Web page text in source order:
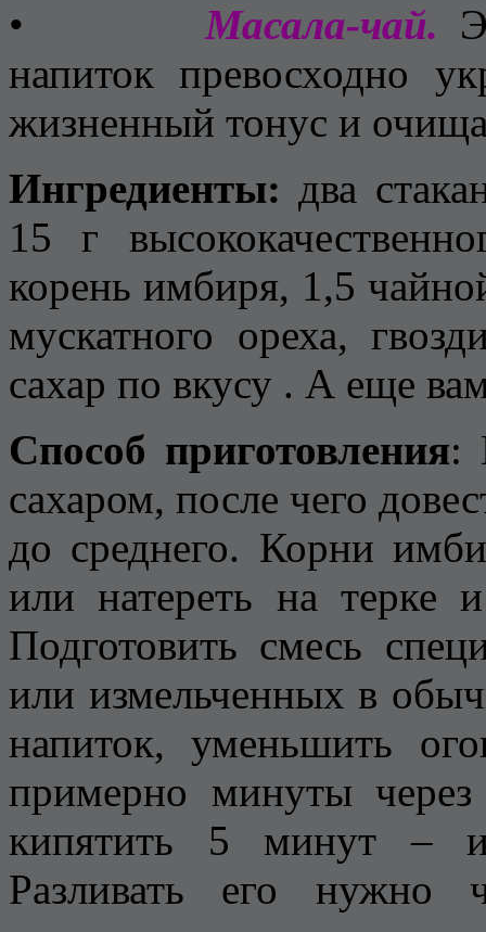
• Масала-чай.
напиток превосходно
жизненный тонус и
Ингредиенты: два
15 г
корень имбиря, 1,5
мускатного ореха,
сахар по вкусу . А еще
Способ приготовления:
сахаром, после чего
до среднего. Корни
или натереть на терке
Подготовить смесь
или измельченных в
напиток, уменьшить
примерно минуты
кипятить 5 минут –
Разливать его нужно